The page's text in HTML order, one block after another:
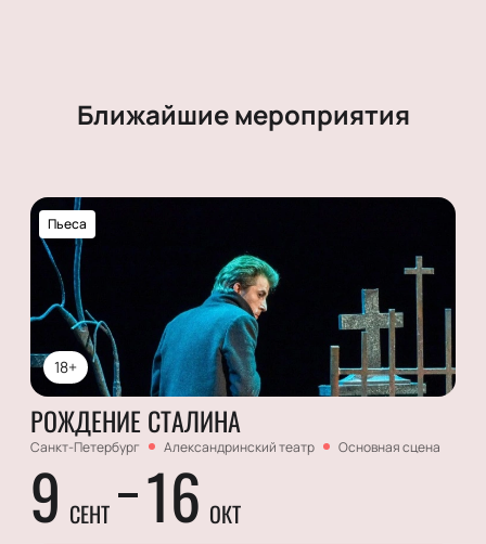
Ближайшие мероприятия
18+
Пьеса
РОЖДЕНИЕ СТАЛИНА
Санкт-Петербург Александринский театр Основная сцена
9 СЕНТ 16 ОКТ